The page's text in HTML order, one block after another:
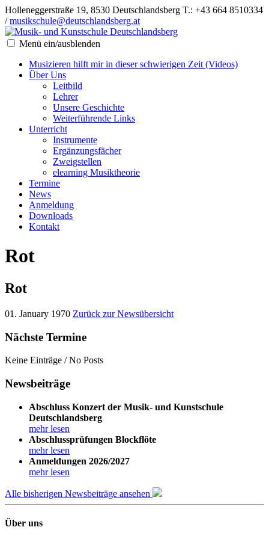
Holleneggerstraße 19, 8530 Deutschlandsberg T.: +43 664 8510334
/musikschule@deutschlandsberg.at
Menü ein/ausblenden
Musizieren hilft mir in dieser schwierigen Zeit (Videos)
Über Uns
Leitbild
Lehrer
Unsere Geschichte
Weiterführende Links
Unterricht
Instrumente
Ergänzungsfächer
Zweigstellen
elearning Musiktheorie
Termine
News
Anmeldung
Downloads
Kontakt
Rot
Rot
01. January 1970 Zurück zur Newsübersicht
Nächste Termine
Keine Einträge / No Posts
Newsbeiträge
Abschluss Konzert der Musik- und Kunstschule
Deutschlandsberg
mehr lesen
Abschlussprüfungen Blockflöte
mehr lesen
Anmeldungen 2026/2027
mehr lesen
Alle bisherigen Newsbeiträge ansehen
Über uns